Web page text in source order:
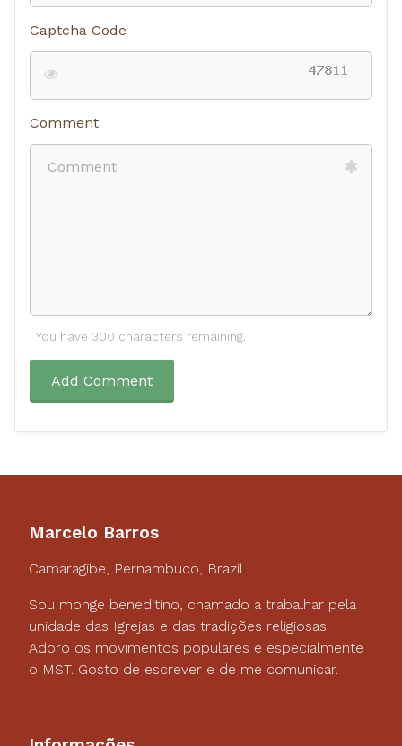
Captcha Code
Comment
You have 300 characters remaining.
Add Comment
Marcelo Barros
Camaragibe, Pernambuco, Brazil
Sou monge beneditino, chamado a trabalhar pela
unidade das Igrejas e das tradições religiosas.
Adoro os movimentos populares e especialmente
o MST. Gosto de escrever e de me comunicar.